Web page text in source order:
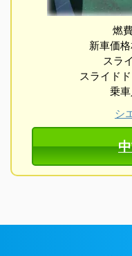
燃
新車価格
スラ
スライド
乗
シ